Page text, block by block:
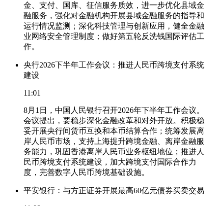
金、支付、国库、征信服务质效，进一步优化县域金
融服务，强化对金融机构开展县域金融服务的指导和
运行情况监测；深化科技管理与创新应用，健全金融
业网络安全管理制度；做好第五轮反洗钱国际评估工
作。
央行2026下半年工作会议：推进人民币跨境支付系统
建设
11:01
8月1日，中国人民银行召开2026年下半年工作会议。
会议提出，要稳步深化金融改革和对外开放。积极稳
妥开展央行间货币互换和本币结算合作；统筹发展离
岸人民币市场，支持上海提升跨境金融、离岸金融服
务能力，巩固香港离岸人民币业务枢纽地位；推进人
民币跨境支付系统建设，加大跨境支付国际合作力
度，完善数字人民币跨境基础设施。
平安银行：与方正证券开展最高60亿元债券买卖交易